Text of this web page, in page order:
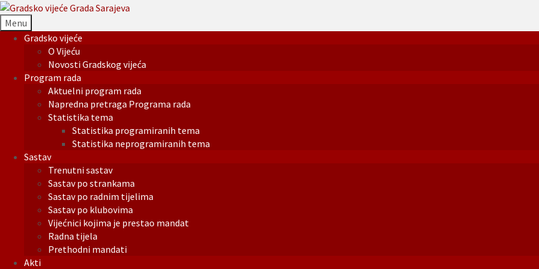
Menu
Gradsko vijeće
O Vijeću
Novosti Gradskog vijeća
Program rada
Aktuelni program rada
Napredna pretraga Programa rada
Statistika tema
Statistika programiranih tema
Statistika neprogramiranih tema
Sastav
Trenutni sastav
Sastav po strankama
Sastav po radnim tijelima
Sastav po klubovima
Vijećnici kojima je prestao mandat
Radna tijela
Prethodni mandati
Akti